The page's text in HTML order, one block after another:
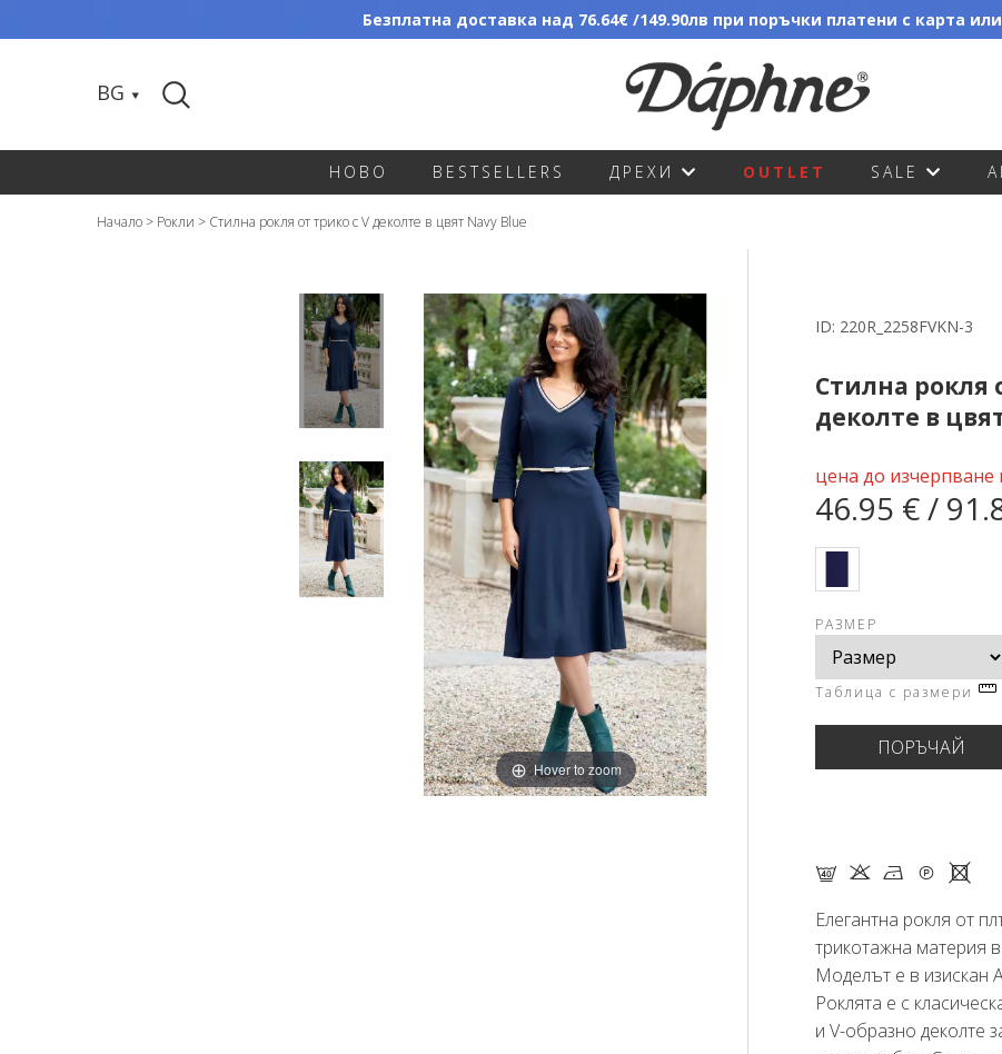
Безплатна доставка над 76.64€ /149.90лв при поръчки платени с карта
BG
НОВО BESTSELLERS ДРЕХИ OUTLET SALE
Начало > Рокли > Стилна рокля от трико с V деколте в цвят Navy Blue
Hover to zoom
ID: 220R_2258FVKN-3
Стилна рокля
деколте в
цена до изчерпване
46.95 € /
РАЗМЕР
Таблица с размери
F K N Q X
Елегантна рокля от
трикотажна материя
Моделът е в изискан
Роклята е с
и V-образно деколте